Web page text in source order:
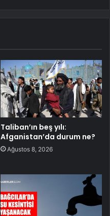
Taliban’ın beş yılı:
Afganistan’da durum ne?
Ağustos 8, 2026